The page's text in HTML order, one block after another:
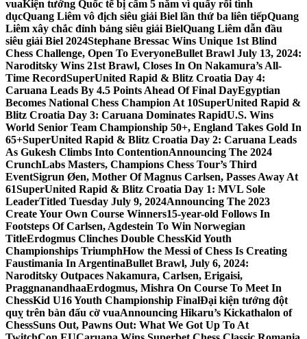
vuaKiện tướng Quốc tế bị cấm 5 năm vì quấy rối tình
dụcQuang Liêm vô địch siêu giải Biel lần thứ ba liên tiếpQuang
Liêm xây chắc đỉnh bảng siêu giải BielQuang Liêm dẫn đầu
siêu giải Biel 2024Stephane Bressac Wins Unique 1st Blind
Chess Challenge, Open To EveryoneBullet Brawl July 13, 2024:
Naroditsky Wins 21st Brawl, Closes In On Nakamura’s All-
Time RecordSuperUnited Rapid & Blitz Croatia Day 4:
Caruana Leads By 4.5 Points Ahead Of Final DayEgyptian
Becomes National Chess Champion At 10SuperUnited Rapid &
Blitz Croatia Day 3: Caruana Dominates RapidU.S. Wins
World Senior Team Championship 50+, England Takes Gold In
65+SuperUnited Rapid & Blitz Croatia Day 2: Caruana Leads
As Gukesh Climbs Into ContentionAnnouncing The 2024
CrunchLabs Masters, Champions Chess Tour’s Third
EventSigrun Øen, Mother Of Magnus Carlsen, Passes Away At
61SuperUnited Rapid & Blitz Croatia Day 1: MVL Sole
LeaderTitled Tuesday July 9, 2024Announcing The 2023
Create Your Own Course Winners15-year-old Follows In
Footsteps Of Carlsen, Agdestein To Win Norwegian
TitleErdogmus Clinches Double ChessKid Youth
Championships TriumphHow the Messi of Chess Is Creating
Faustimania In ArgentinaBullet Brawl, July 6, 2024:
Naroditsky Outpaces Nakamura, Carlsen, Erigaisi,
PraggnanandhaaErdogmus, Mishra On Course To Meet In
ChessKid U16 Youth Championship FinalĐại kiện tướng đột
quỵ trên bàn đấu cờ vuaAnnouncing Hikaru’s Kickathalon of
ChessSuns Out, Pawns Out: What We Got Up To At